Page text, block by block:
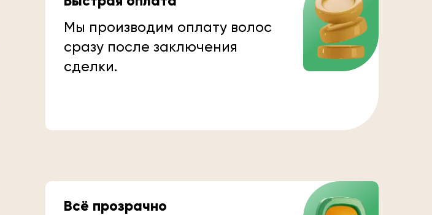
Мы производим оплату волос
сразу после заключения
сделки.
Всё прозрачно